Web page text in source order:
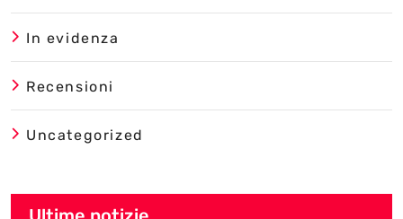
In evidenza
Recensioni
Uncategorized